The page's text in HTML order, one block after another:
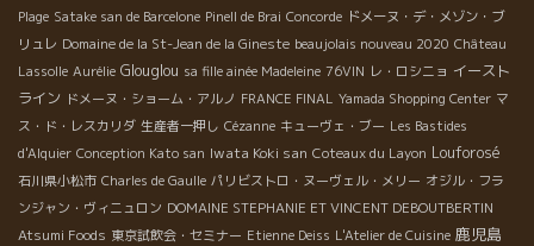
Plage Satake san de Barcelone Pinell de Brai Concorde ドメーヌ・デ・メゾン・ブ
リュレ Domaine de la St-Jean de la Gineste beaujolais nouveau 2020 Château
Lassolle Aurélie Glouglou sa fille ainée Madeleine 76VIN レ・ロシニョ イースト
ライン ドメーヌ・ショーム・アルノ FRANCE FINAL Yamada Shopping Center マ
ス・ド・レスカリダ 生産者一押し Cézanne キューヴェ・ブー Les Bastides
d'Alquier Conception Kato san Iwata Koki san Coteaux du Layon Louforosé
石川県小松市 Charles de Gaulle パリビストロ・ヌーヴェル・メリー オジル・フラ
ンジャン・ヴィニュロン DOMAINE STEPHANIE ET VINCENT DEBOUTBERTIN
Atsumi Foods 東京試飲会・セミナー Etienne Deiss L'Atelier de Cuisine 鹿児島